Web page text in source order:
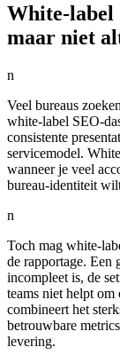
White-label
maar niet
n
Veel bureaus
white-label SEO-
consistente
servicemodel.
wanneer je veel
bureau-identiteit
n
Toch mag white-
de rapportage. Een
incompleet is, de
teams niet helpt
combineert het
betrouwbare
levering.